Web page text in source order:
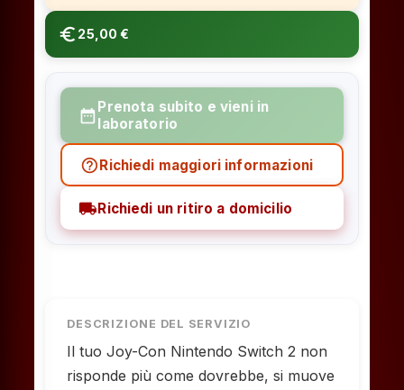
euro_symbol 25,00 €
help_outlineRichiedi maggiori informazioni
date_range Prenota subito e vieni in
laboratorio
local_shippingRichiedi un ritiro a domicilio
DESCRIZIONE DEL SERVIZIO
Il tuo Joy-Con Nintendo Switch 2 non
risponde più come dovrebbe, si muove